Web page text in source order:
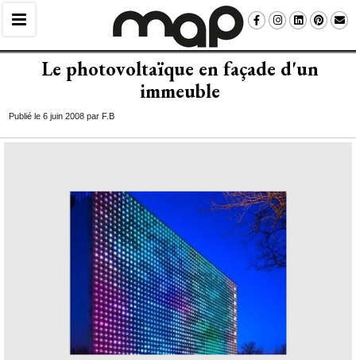
Le photovoltaïque en façade d'un
immeuble
Publié le 6 juin 2008 par F.B